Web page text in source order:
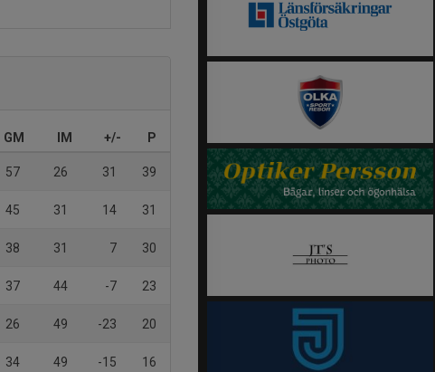
GM IM +/- P
57 26 31 39
45 31 14 31
38 31 7 30
37 44 -7 23
26 49 -23 20
34 49 -15 16